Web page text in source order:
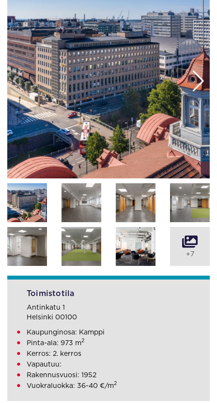
+7
Toimistotila
Antinkatu 1
Helsinki 00100
Kaupunginosa: Kamppi
Pinta-ala: 973 m2
Kerros: 2. kerros
Vapautuu:
Rakennusvuosi: 1952
Vuokraluokka: 36-40 €/m2